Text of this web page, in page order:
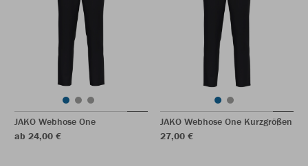
JAKO Webhose One
ab 24,00 €
JAKO Webhose One Kurzgrößen
27,00 €